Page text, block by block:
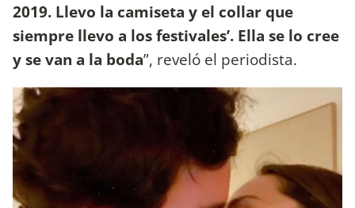
2019. Llevo la camiseta y el collar que
siempre llevo a los festivales’. Ella se lo cree
y se van a la boda”, reveló el periodista.